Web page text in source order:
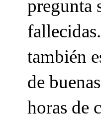
pregunta
también
de
horas de